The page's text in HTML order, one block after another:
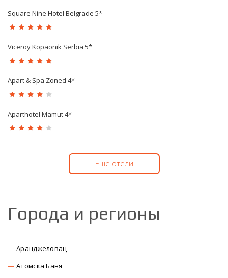
Square Nine Hotel Belgrade 5*
Viceroy Kopaonik Serbia 5*
Apart & Spa Zoned 4*
Aparthotel Mamut 4*
Еще отели
Города и регионы
Аранджеловац
Атомска Баня